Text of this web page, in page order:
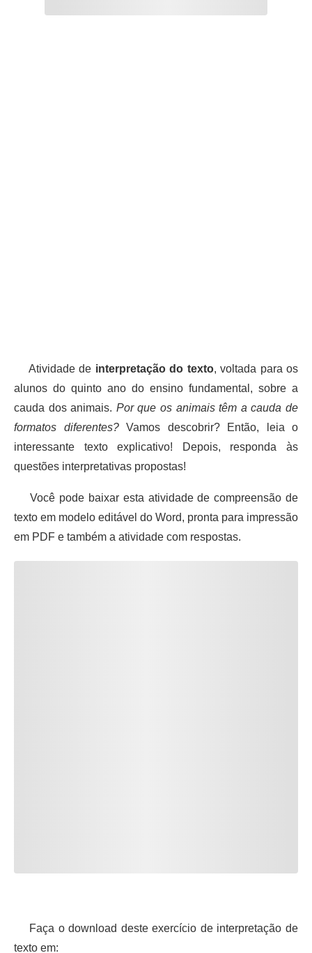
Atividade de interpretação do texto, voltada para os
alunos do quinto ano do ensino fundamental, sobre a
cauda dos animais. Por que os animais têm a cauda de
formatos diferentes? Vamos descobrir? Então, leia o
interessante texto explicativo! Depois, responda às
questões interpretativas propostas!
Você pode baixar esta atividade de compreensão de
texto em modelo editável do Word, pronta para impressão
em PDF e também a atividade com respostas.
Faça o download deste exercício de interpretação de
texto em: